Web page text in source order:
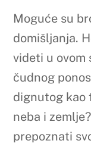
Moguće su
domišljanja.
videti u ovom
čudnog
dignutog kao
neba i
prepoznati